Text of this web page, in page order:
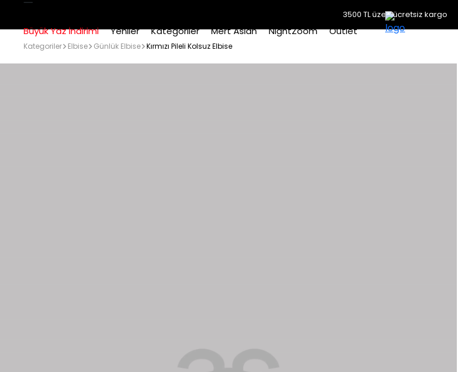
3500 TL üzeri ücretsiz kargo
Büyük Yaz İndirimi Yeniler Kategoriler Mert Aslan NightZoom Outlet
Kategoriler Elbise Günlük Elbise Kırmızı Pileli Kolsuz Elbise